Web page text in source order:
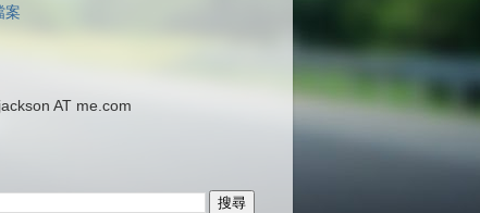
案
AT me.com